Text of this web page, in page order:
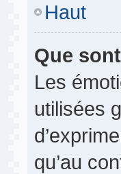
Haut
Que
Les
utilisées
qu’au